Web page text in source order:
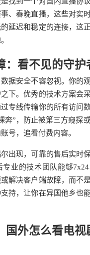
、春晚直播，这些对实
延迟和稳定的连接，这
：看不见的守护
据安全不容忽视。你的
下。优秀的技术方案会
专线传输你的所有访问
奔”，防止被第三方窥探
号，追看付费内容。
出现，可靠的售后实时
专业的技术团队能够
解决客户端故障，而不
持，让你在异国他乡也
国外怎么看电视